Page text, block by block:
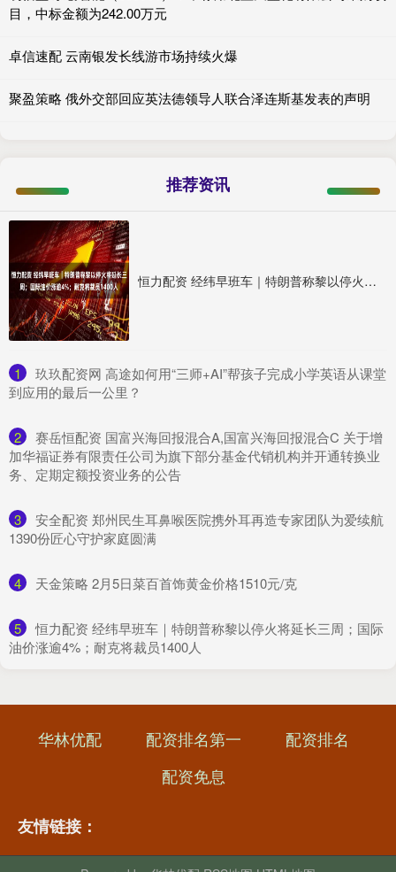
目，中标金额为242.00万元
卓信速配 云南银发长线游市场持续火爆
聚盈策略 俄外交部回应英法德领导人联合泽连斯基发表的声明
推荐资讯
恒力配资 经纬早班车｜特朗普称黎以停火将延长三周；国际油价涨逾4%；耐克将裁员1400人
1
​玖玖配资网 高途如何用“三师+AI”帮孩子完成小学英语从课堂
到应用的最后一公里？
2
​赛岳恒配资 国富兴海回报混合A,国富兴海回报混合C 关于增
加华福证券有限责任公司为旗下部分基金代销机构并开通转换业
务、定期定额投资业务的公告
3
​安全配资 郑州民生耳鼻喉医院携外耳再造专家团队为爱续航
1390份匠心守护家庭圆满
4 ​天金策略 2月5日菜百首饰黄金价格1510元/克
5
​恒力配资 经纬早班车｜特朗普称黎以停火将延长三周；国际
油价涨逾4%；耐克将裁员1400人
华林优配 配资排名第一
配资排名
配资免息
友情链接：